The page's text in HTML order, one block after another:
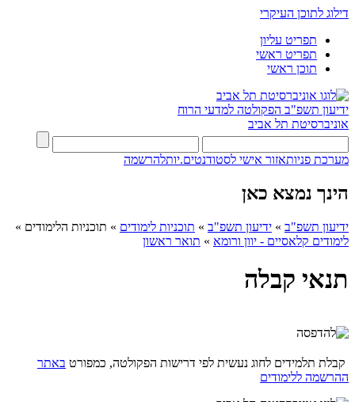
דילוג לתוכן העיקרי
תפריט עליון
תפריט ראשי
תוכן ראשי
ידיעון תשפ"ב הפקולטה למדעי הרוח
אוניברסיטת תל אביב
מערכת פניותאזור אישי לסטודנטים.יותלהרשמה
הינך נמצא כאן
ידיעון תשפ"ב » ידיעון תשפ"ב » תוכניות לימודים » תוכניות הלימודים »
לימודים קלאסיים - יוון ורומא » תואר ראשון
תנאי קבלה
קבלת תלמידים לחוג נעשית לפי דרישות הפקולטה, כמפורט באתר
ההרשמה ללימודים